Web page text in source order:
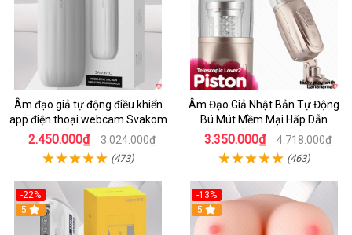
Âm đạo giả tự động điều khiển
app điện thoại webcam Svakom
2.450.000₫ 3.024.000₫
(473)
Âm Đạo Giả Nhật Bản Tự Động
Bú Mút Mềm Mại Hấp Dẫn
3.350.000₫ 4.718.000₫
(463)
-22%
5
-13%
5